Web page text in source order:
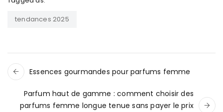
tendances 2025
Essences gourmandes pour parfums femme
Parfum haut de gamme : comment choisir des
parfums femme longue tenue sans payer le prix